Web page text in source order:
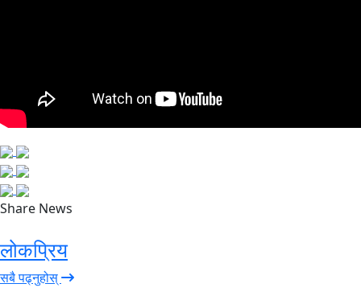
Share News
लोकप्रिय
सबै पढ्नुहोस्